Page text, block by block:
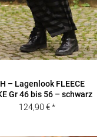
– Lagenlook FLEECE
Gr 46 bis 56 – schwarz
124,90€